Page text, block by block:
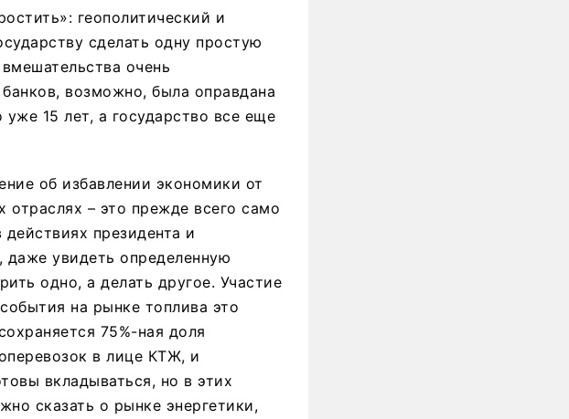
геополитический и
сделать одну простую
очень
возможно, была оправдана
15 лет, а государство все еще
об избавлении экономики от
– это прежде всего само
президента и
увидеть определенную
одно, а делать другое. Участие
на рынке топлива это
75%-ная доля
в лице КТЖ, и
вкладываться, но в этих
сказать о рынке энергетики,